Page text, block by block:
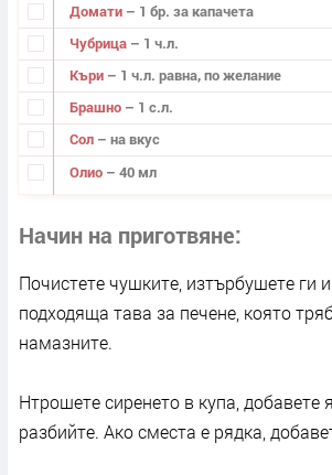
Домати – 1 бр. за капачета
Чубрица – 1 ч.л.
Къри – 1 ч.л. равна, по желание
Брашно – 1 с.л.
Сол – на вкус
Олио – 40 мл
Начин на приготвяне
Почистете чушките, изтърбушете ги
подходяща тава за печене, която
намазните.
Нтрошете сиренето в купа, добавете
разбийте. Ако сместа е рядка,